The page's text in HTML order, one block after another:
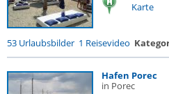
Karte
53 Urlaubsbilder 1 Reisevideo
Hafen Porec
in Porec